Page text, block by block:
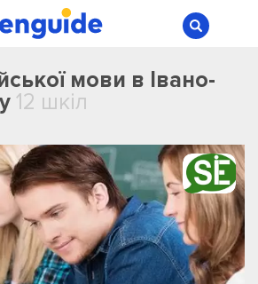
мови в Івано-
12 шкіл